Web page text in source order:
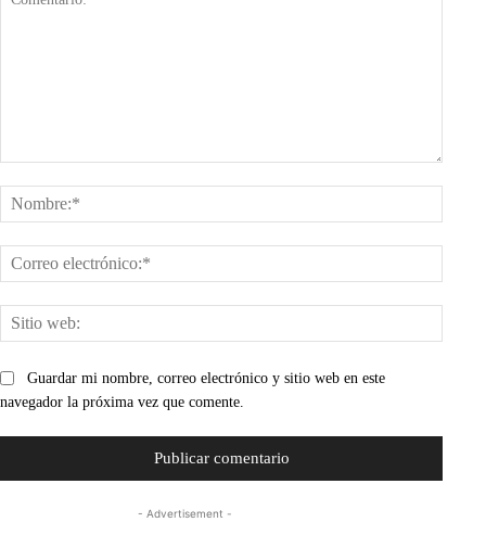
web:
Guardar mi nombre, correo electrónico y sitio web en este
navegador la próxima vez que comente.
- Advertisement -